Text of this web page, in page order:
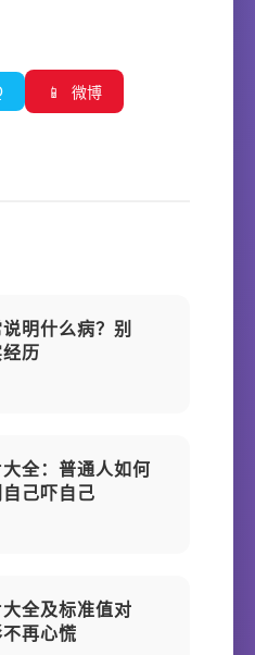
📱 微博
明什么病？别
历
全：普通人如何
己吓自己
全及标准值对
再心慌